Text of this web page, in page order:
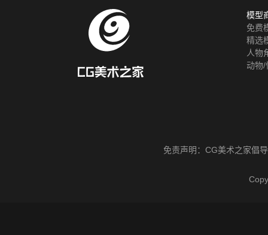
模型
免费
精选
人物
动物/
免责声明： CG美术之家倡